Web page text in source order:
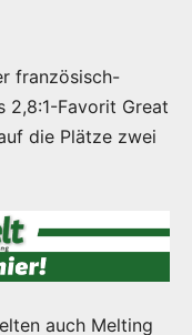
französisch-
2,8:1-Favorit Great
die Plätze zwei
auch Melting